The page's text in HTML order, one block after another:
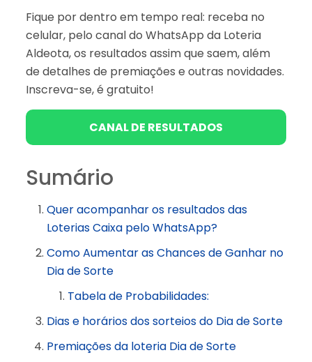
Fique por dentro em tempo real: receba no
celular, pelo canal do WhatsApp da Loteria
Aldeota, os resultados assim que saem, além
de detalhes de premiações e outras novidades.
Inscreva-se, é gratuito!
CANAL DE RESULTADOS
Sumário
Quer acompanhar os resultados das
Loterias Caixa pelo WhatsApp?
Como Aumentar as Chances de Ganhar no
Dia de Sorte
Tabela de Probabilidades:
Dias e horários dos sorteios do Dia de Sorte
Premiações da loteria Dia de Sorte